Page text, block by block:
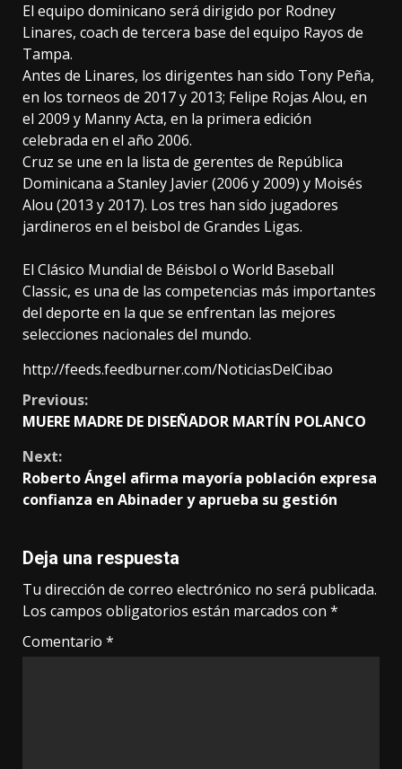
El equipo dominicano será dirigido por Rodney
Linares, coach de tercera base del equipo Rayos de
Tampa.
Antes de Linares, los dirigentes han sido Tony Peña,
en los torneos de 2017 y 2013; Felipe Rojas Alou, en
el 2009 y Manny Acta, en la primera edición
celebrada en el año 2006.
Cruz se une en la lista de gerentes de República
Dominicana a Stanley Javier (2006 y 2009) y Moisés
Alou (2013 y 2017). Los tres han sido jugadores
jardineros en el beisbol de Grandes Ligas.
El Clásico Mundial de Béisbol o World Baseball
Classic, es una de las competencias más importantes
del deporte en la que se enfrentan las mejores
selecciones nacionales del mundo.
http://feeds.feedburner.com/NoticiasDelCibao
Continue
Previous:
MUERE MADRE DE DISEÑADOR MARTÍN POLANCO
Next:
Roberto Ángel afirma mayoría población expresa
confianza en Abinader y aprueba su gestión
Deja una respuesta
Tu dirección de correo electrónico no será publicada.
Los campos obligatorios están marcados con *
Comentario *